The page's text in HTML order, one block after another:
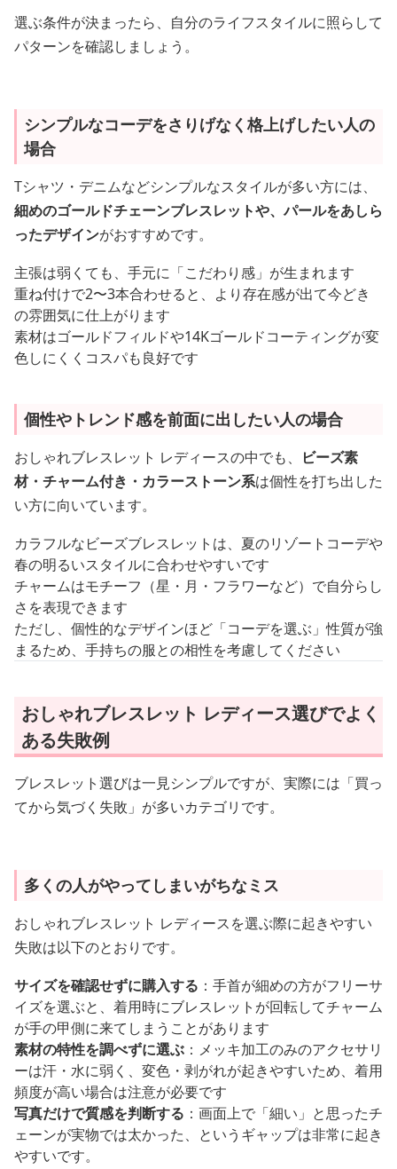
選ぶ条件が決まったら、自分のライフスタイルに照らして
パターンを確認しましょう。
シンプルなコーデをさりげなく格上げしたい人の
場合
Tシャツ・デニムなどシンプルなスタイルが多い方には、
細めのゴールドチェーンブレスレットや、パールをあしら
ったデザインがおすすめです。
主張は弱くても、手元に「こだわり感」が生まれます
重ね付けで2〜3本合わせると、より存在感が出て今どき
の雰囲気に仕上がります
素材はゴールドフィルドや14Kゴールドコーティングが変
色しにくくコスパも良好です
個性やトレンド感を前面に出したい人の場合
おしゃれブレスレット レディースの中でも、
ビーズ素
材・チャーム付き・カラーストーン系は個性を打ち出した
い方に向いています。
カラフルなビーズブレスレットは、夏のリゾートコーデや
春の明るいスタイルに合わせやすいです
チャームはモチーフ（星・月・フラワーなど）で自分らし
さを表現できます
ただし、個性的なデザインほど「コーデを選ぶ」性質が強
まるため、手持ちの服との相性を考慮してください
おしゃれブレスレット レディース選びでよく
ある失敗例
ブレスレット選びは一見シンプルですが、実際には「買っ
てから気づく失敗」が多いカテゴリです。
多くの人がやってしまいがちなミス
おしゃれブレスレット レディースを選ぶ際に起きやすい
失敗は以下のとおりです。
サイズを確認せずに購入する ：手首が細めの方がフリーサ
イズを選ぶと、着用時にブレスレットが回転してチャーム
が手の甲側に来てしまうことがあります
素材の特性を調べずに選ぶ ：メッキ加工のみのアクセサリ
ーは汗・水に弱く、変色・剥がれが起きやすいため、着用
頻度が高い場合は注意が必要です
写真だけで質感を判断する ：画面上で「細い」と思ったチ
ェーンが実物では太かった、というギャップは非常に起き
やすいです。